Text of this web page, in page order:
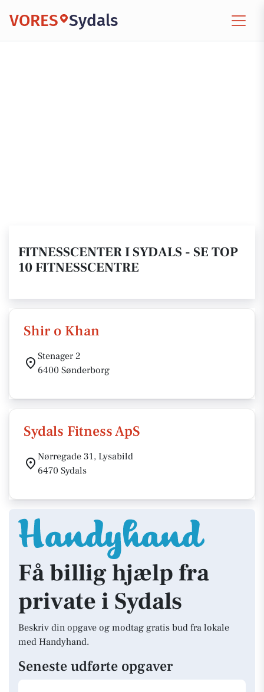
VORES Sydals
FITNESSCENTER I SYDALS - SE TOP
10 FITNESSCENTRE
Shir o Khan
Stenager 2
6400 Sønderborg
Sydals Fitness ApS
Nørregade 31, Lysabild
6470 Sydals
Få billig hjælp fra
private i Sydals
Beskriv din opgave og modtag gratis bud fra lokale
med Handyhand.
Seneste udførte opgaver